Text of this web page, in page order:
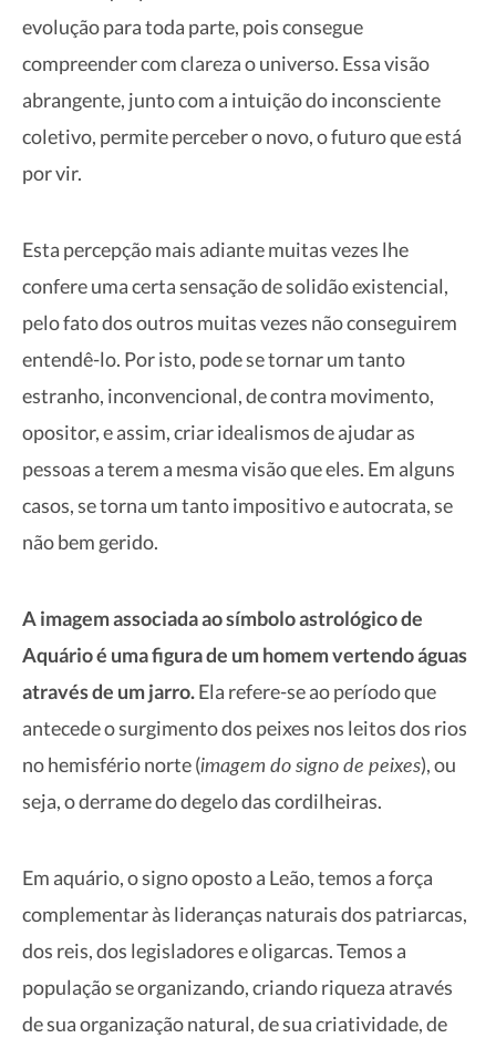
evolução para toda parte, pois consegue
compreender com clareza o universo. Essa visão
abrangente, junto com a intuição do inconsciente
coletivo, permite perceber o novo, o futuro que está
por vir.
Esta percepção mais adiante muitas vezes lhe
confere uma certa sensação de solidão existencial,
pelo fato dos outros muitas vezes não conseguirem
entendê-lo. Por isto, pode se tornar um tanto
estranho, inconvencional, de contra movimento,
opositor, e assim, criar idealismos de ajudar as
pessoas a terem a mesma visão que eles. Em alguns
casos, se torna um tanto impositivo e autocrata, se
não bem gerido.
A imagem associada ao símbolo astrológico de
Aquário é uma figura de um homem vertendo águas
através de um jarro.Ela refere-se ao período que
antecede o surgimento dos peixes nos leitos dos rios
no hemisfério norte (imagem do signo de peixes), ou
seja, o derrame do degelo das cordilheiras.
Em aquário, o signo oposto a Leão, temos a força
complementar às lideranças naturais dos patriarcas,
dos reis, dos legisladores e oligarcas. Temos a
população se organizando, criando riqueza através
de sua organização natural, de sua criatividade, de